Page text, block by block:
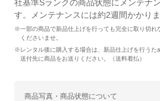
社基準Sランクの商品状態にメンテナ
す。メンテナンスには約2週間かかりま
※一部の商品で新品仕上げを行っても完全に取り切れ
くださいませ。
※レンタル後に購入する場合は、新品仕上げを行うた
送付先に商品をお送りください。（送料着払）
商品写真・商品状態について